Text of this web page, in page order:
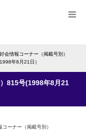
会情報コーナー（掲載号別）
年8月21日）
815号(1998年8月21
コーナー（掲載号別）